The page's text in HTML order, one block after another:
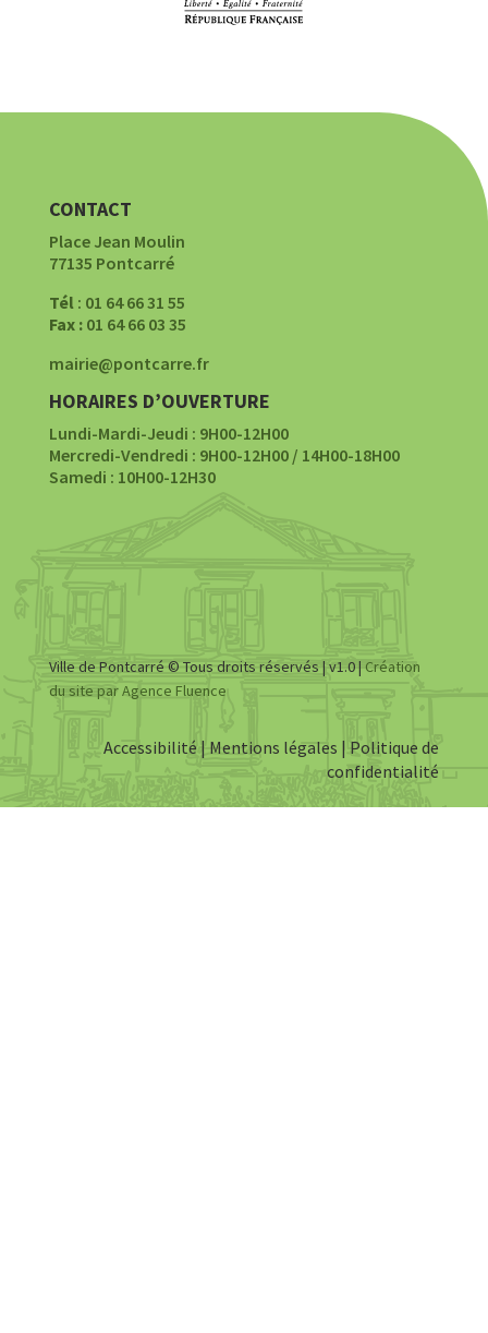
CONTACT
Place Jean Moulin
77135 Pontcarré
Tél : 01 64 66 31 55
Fax :01 64 66 03 35
mairie@pontcarre.fr
HORAIRES D’OUVERTURE
Lundi-Mardi-Jeudi : 9H00-12H00
Mercredi-Vendredi : 9H00-12H00 / 14H00-18H00
Samedi : 10H00-12H30
Ville de Pontcarré © Tous droits réservés | v1.0 | Création
du site par Agence Fluence
Accessibilité | Mentions légales | Politique de
confidentialité